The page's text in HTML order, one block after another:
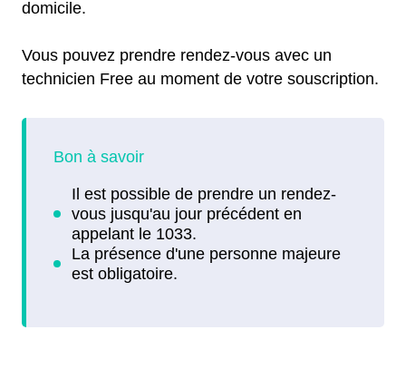
domicile.
Vous pouvez prendre rendez-vous avec un
technicien Free au moment de votre souscription.